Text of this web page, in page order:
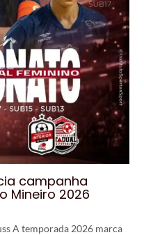
campanha
Mineiro 2026
A temporada 2026 marca